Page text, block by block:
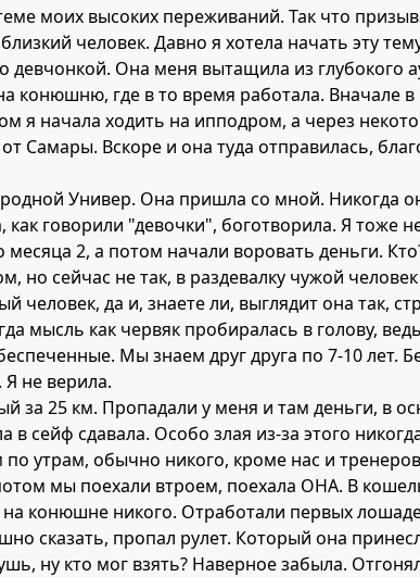
моих высоких переживаний. Так что
человек. Давно я хотела начать эту
девчонкой. Она меня вытащила из глубокого
конюшню, где в то время работала. Вначале в
я начала ходить на ипподром, а через
Самары. Вскоре и она туда отправилась,
Универ. Она пришла со мной. Никогда
говорили "девочки", боготворила. Я тоже
2, а потом начали воровать деньги.
но сейчас не так, в раздевалку чужой
человек, да и, знаете ли, выглядит она так,
мысль как червяк пробиралась в голову,
Мы знаем друг друга по 7-10 лет.
не верила.
за 25 км. Пропадали у меня и там деньги, в
сейф сдавала. Особо злая из-за этого
утрам, обычно никого, кроме нас и
мы поехали втроем, поехала ОНА. В
на конюшне никого. Отработали первых
сказать, пропал рулет. Который она
ну кто мог взять? Наверное забыла.